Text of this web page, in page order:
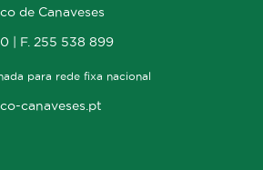
de Canaveses
| F. 255 538 899
para rede fixa nacional
canaveses.pt